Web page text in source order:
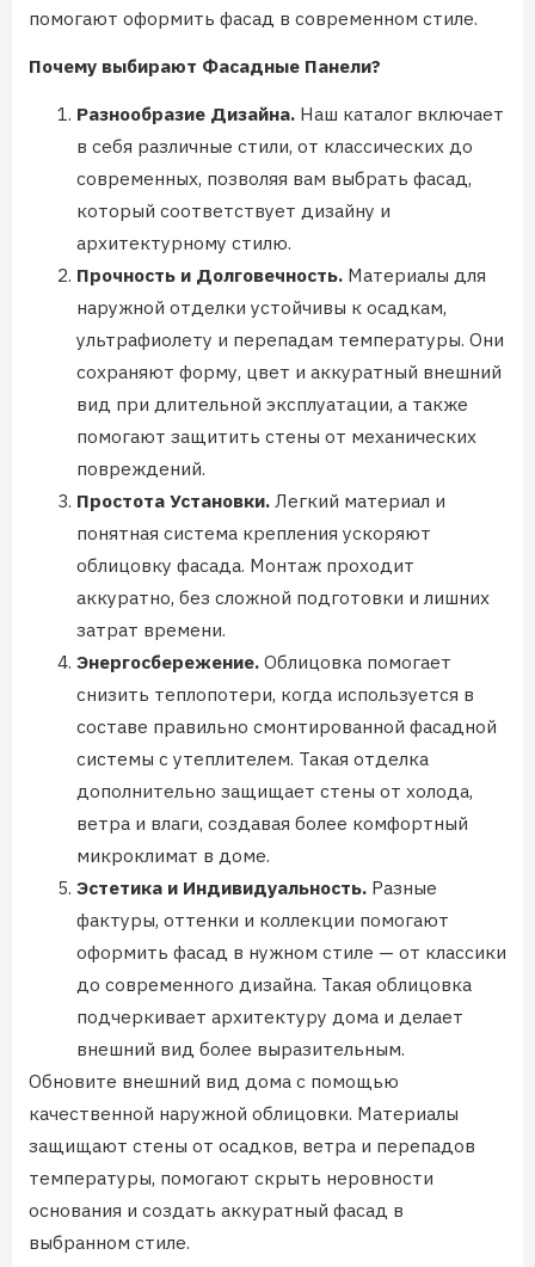
помогают оформить фасад в современном стиле.
Почему выбирают Фасадные Панели?
Разнообразие Дизайна. Наш каталог включает
в себя различные стили, от классических до
современных, позволяя вам выбрать фасад,
который соответствует дизайну и
архитектурному стилю.
Прочность и Долговечность. Материалы для
наружной отделки устойчивы к осадкам,
ультрафиолету и перепадам температуры. Они
сохраняют форму, цвет и аккуратный внешний
вид при длительной эксплуатации, а также
помогают защитить стены от механических
повреждений.
Простота Установки. Легкий материал и
понятная система крепления ускоряют
облицовку фасада. Монтаж проходит
аккуратно, без сложной подготовки и лишних
затрат времени.
Энергосбережение. Облицовка помогает
снизить теплопотери, когда используется в
составе правильно смонтированной фасадной
системы с утеплителем. Такая отделка
дополнительно защищает стены от холода,
ветра и влаги, создавая более комфортный
микроклимат в доме.
Эстетика и Индивидуальность. Разные
фактуры, оттенки и коллекции помогают
оформить фасад в нужном стиле — от классики
до современного дизайна. Такая облицовка
подчеркивает архитектуру дома и делает
внешний вид более выразительным.
Обновите внешний вид дома с помощью
качественной наружной облицовки. Материалы
защищают стены от осадков, ветра и перепадов
температуры, помогают скрыть неровности
основания и создать аккуратный фасад в
выбранном стиле.